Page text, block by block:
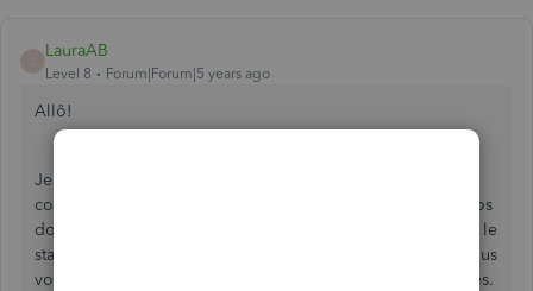
LauraAB
Level 8 Forum|Forum|5 years ago
Allô!
Je sais que le statut d'une opération dans vos livres
comptables fait une partie importante d'organisation de vos
données. Dans QuickBooks en ligne, la façon de modifier le
statut d'une transaction dépende de quelle transactions vous
voulez modifier. Je vais expliquer l'option pour les factures.